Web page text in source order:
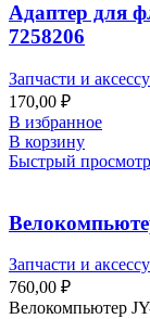
Адаптер для
7258206
Запчасти и
170,00 ₽
В избранное
В корзину
Быстрый просмотр
Запчасти и
760,00 ₽
Велокомпьютер